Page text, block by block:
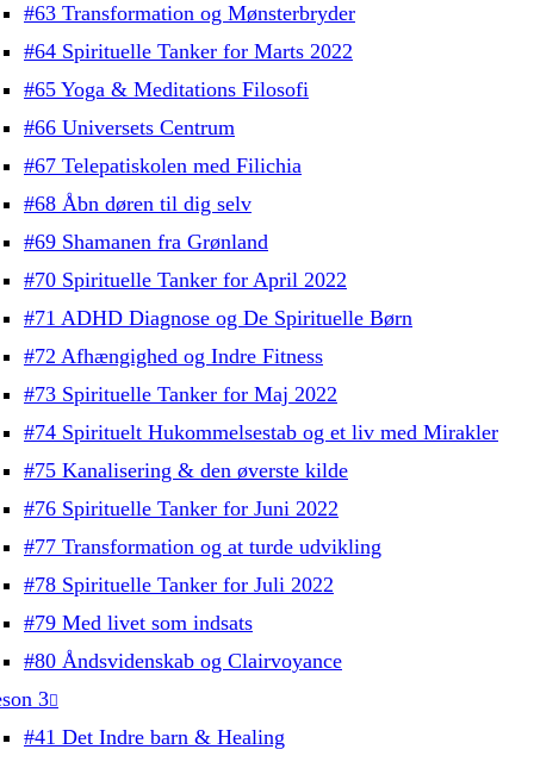
#63 Transformation og Mønsterbryder
#64 Spirituelle Tanker for Marts 2022
#65 Yoga & Meditations Filosofi
#66 Universets Centrum
#67 Telepatiskolen med Filichia
#68 Åbn døren til dig selv
#69 Shamanen fra Grønland
#70 Spirituelle Tanker for April 2022
#71 ADHD Diagnose og De Spirituelle Børn
#72 Afhængighed og Indre Fitness
#73 Spirituelle Tanker for Maj 2022
#74 Spirituelt Hukommelsestab og et liv med Mirakler
#75 Kanalisering & den øverste kilde
#76 Spirituelle Tanker for Juni 2022
#77 Transformation og at turde udvikling
#78 Spirituelle Tanker for Juli 2022
#79 Med livet som indsats
#80 Åndsvidenskab og Clairvoyance
3
#41 Det Indre barn & Healing